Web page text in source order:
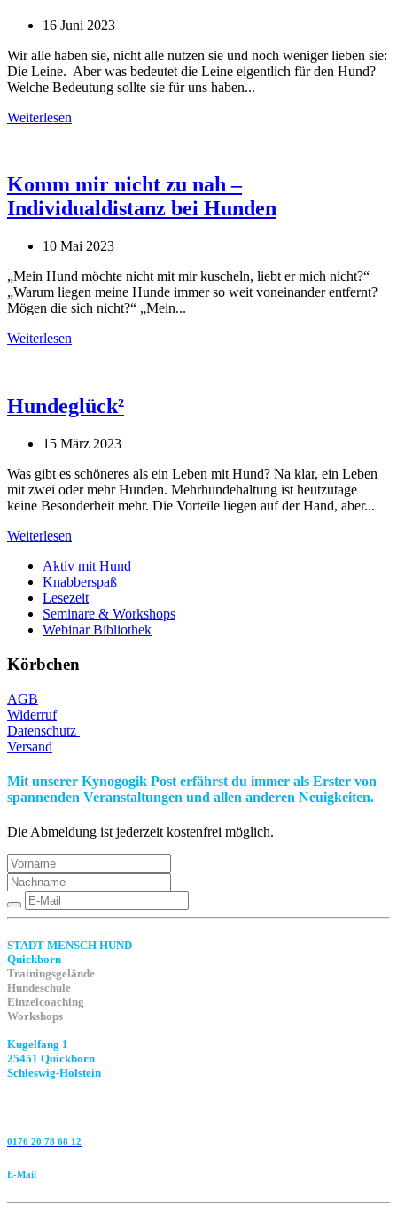
16 Juni 2023
Wir alle haben sie, nicht alle nutzen sie und noch weniger lieben sie:
Die Leine. Aber was bedeutet die Leine eigentlich für den Hund?
Welche Bedeutung sollte sie für uns haben...
Weiterlesen
Komm mir nicht zu nah –
Individualdistanz bei Hunden
10 Mai 2023
„Mein Hund möchte nicht mit mir kuscheln, liebt er mich nicht?“
„Warum liegen meine Hunde immer so weit voneinander entfernt?
Mögen die sich nicht?“ „Mein...
Weiterlesen
Hundeglück²
15 März 2023
Was gibt es schöneres als ein Leben mit Hund? Na klar, ein Leben
mit zwei oder mehr Hunden. Mehrhundehaltung ist heutzutage
keine Besonderheit mehr. Die Vorteile liegen auf der Hand, aber...
Weiterlesen
Aktiv mit Hund
Knabberspaß
Lesezeit
Seminare & Workshops
Webinar Bibliothek
Körbchen
AGB
Widerruf
Datenschutz
Versand
Mit unserer Kynogogik Post erfährst du immer als Erster von
spannenden Veranstaltungen und allen anderen Neuigkeiten.
Die Abmeldung ist jederzeit kostenfrei möglich.
STADT MENSCH HUND
Quickborn
Trainingsgelände
Hundeschule
Einzelcoaching
Workshops
Kugelfang 1
25451 Quickborn
Schleswig-Holstein
0176 20 78 68 12
E-Mail